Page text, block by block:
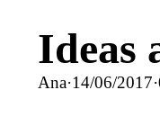
Ideas
Ana·14/06/2017·